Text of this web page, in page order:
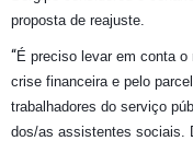
proposta de reajuste.
“É preciso levar em conta
crise financeira e pelo
trabalhadores do serviço
dos/as assistentes sociais.